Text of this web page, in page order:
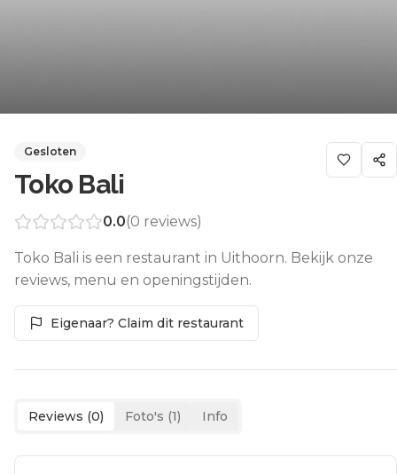
Gesloten
Toko Bali
0.0(0 reviews)
Toko Bali is een restaurant in Uithoorn. Bekijk onze
reviews, menu en openingstijden.
Eigenaar? Claim dit restaurant
Reviews (0) Foto's (1) Info